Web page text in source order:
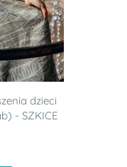
dzieci
- SZKICE